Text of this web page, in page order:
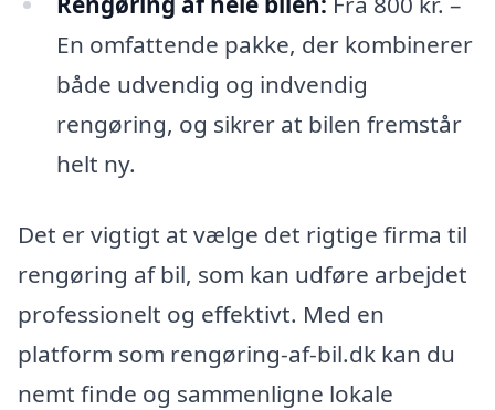
En omfattende pakke, der kombinerer
både udvendig og indvendig
rengøring, og sikrer at bilen fremstår
helt ny.
Det er vigtigt at vælge det rigtige firma til
rengøring af bil, som kan udføre arbejdet
professionelt og effektivt. Med en
platform som rengøring-af-bil.dk kan du
nemt finde og sammenligne lokale